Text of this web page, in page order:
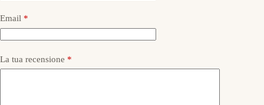
Email *
La tua recensione *